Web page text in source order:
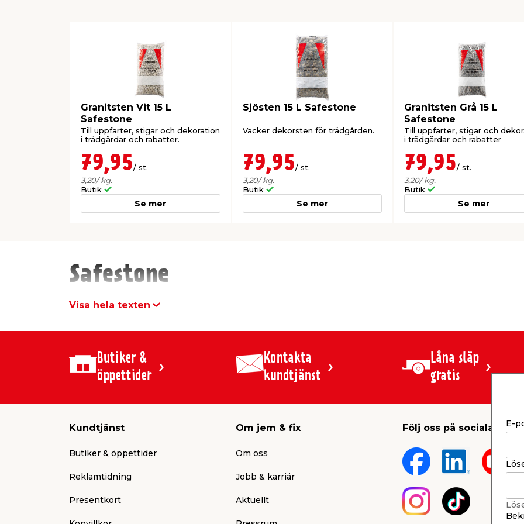
Granitsten Vit 15 L
Safestone
Till uppfarter, stigar och dekoration
i trädgårdar och rabatter.
79,95/ st.
3,20/ kg.
Butik
Se mer
Sjösten 15 L Safestone
Vacker dekorsten för trädgården.
79,95/ st.
3,20/ kg.
Butik
Se mer
Granitsten Grå 15 L
Safestone
Till uppfarter, stigar och
i trädgårdar och rabatter
79,95/ st.
3,20/ kg.
Butik
Se mer
Safestone
Visa hela texten
Butiker &
öppettider
Kontakta
kundtjänst
Låna släp
gratis
Kundtjänst
Butiker & öppettider
Reklamtidning
Presentkort
Om jem & fix
Om oss
Jobb & karriär
Aktuellt
Följ oss på sociala E-